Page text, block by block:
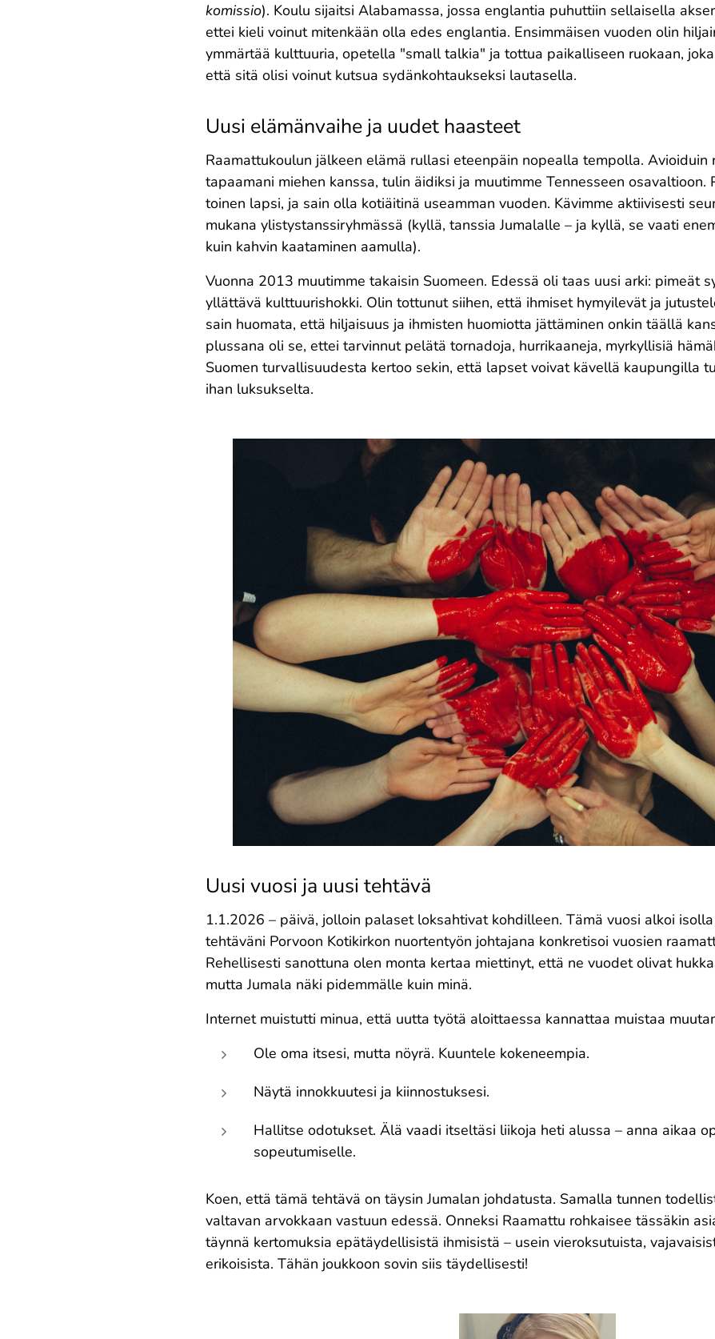
komissio). Koulu sijaitsi Alabamassa, jossa englantia puhuttiin sellaisella
ettei kieli voinut mitenkään olla edes englantia. Ensimmäisen vuoden olin
ymmärtää kulttuuria, opetella "small talkia" ja tottua paikalliseen ruokaan,
että sitä olisi voinut kutsua sydänkohtaukseksi lautasella.
Uusi elämänvaihe ja uudet haasteet
Raamattukoulun jälkeen elämä rullasi eteenpäin nopealla tempolla. Avioiduin
tapaamani miehen kanssa, tulin äidiksi ja muutimme Tennesseen osavaltioon.
toinen lapsi, ja sain olla kotiäitinä useamman vuoden. Kävimme aktiivisesti
mukana ylistystanssiryhmässä (kyllä, tanssia Jumalalle – ja kyllä, se vaati
kuin kahvin kaataminen aamulla).
Vuonna 2013 muutimme takaisin Suomeen. Edessä oli taas uusi arki: pimeät
yllättävä kulttuurishokki. Olin tottunut siihen, että ihmiset hymyilevät ja
sain huomata, että hiljaisuus ja ihmisten huomiotta jättäminen onkin täällä
plussana oli se, ettei tarvinnut pelätä tornadoja, hurrikaaneja, myrkyllisiä
Suomen turvallisuudesta kertoo sekin, että lapset voivat kävellä kaupungilla
ihan luksukselta.
Uusi vuosi ja uusi tehtävä
1.1.2026 – päivä, jolloin palaset loksahtivat kohdilleen. Tämä vuosi alkoi
tehtäväni Porvoon Kotikirkon nuortentyön johtajana konkretisoi vuosien
Rehellisesti sanottuna olen monta kertaa miettinyt, että ne vuodet olivat
mutta Jumala näki pidemmälle kuin minä.
Internet muistutti minua, että uutta työtä aloittaessa kannattaa muistaa
Ole oma itsesi, mutta nöyrä. Kuuntele kokeneempia.
Näytä innokkuutesi ja kiinnostuksesi.
Hallitse odotukset. Älä vaadi itseltäsi liikoja heti alussa – anna aikaa
sopeutumiselle.
Koen, että tämä tehtävä on täysin Jumalan johdatusta. Samalla tunnen
valtavan arvokkaan vastuun edessä. Onneksi Raamattu rohkaisee tässäkin
täynnä kertomuksia epätäydellisistä ihmisistä – usein vieroksutuista,
erikoisista. Tähän joukkoon sovin siis täydellisesti!